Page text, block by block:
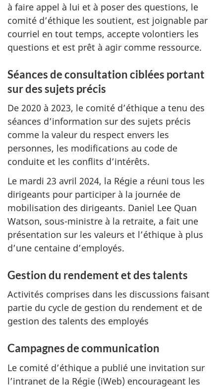
à faire appel à lui et à poser des questions, le
comité d’éthique les soutient, est joignable par
courriel en tout temps, accepte volontiers les
questions et est prêt à agir comme ressource.
Séances de consultation ciblées portant
sur des sujets précis
De 2020 à 2023, le comité d’éthique a tenu des
séances d’information sur des sujets précis
comme la valeur du respect envers les
personnes, les modifications au code de
conduite et les conflits d’intérêts.
Le mardi 23 avril 2024, la Régie a réuni tous les
dirigeants pour participer à la journée de
mobilisation des dirigeants. Daniel Lee Quan
Watson, sous-ministre à la retraite, a fait une
présentation sur les valeurs et l’éthique à plus
d’une centaine d’employés.
Gestion du rendement et des talents
Activités comprises dans les discussions faisant
partie du cycle de gestion du rendement et de
gestion des talents des employés
Campagnes de communication
Le comité d’éthique a publié une invitation sur
l’intranet de la Régie (iWeb) encourageant les